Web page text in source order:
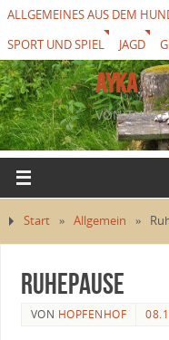
ALLGEMEINES AUS DEM
SPORT UND SPIEL
JAGD
AYKA
VON
Start » Allgemein »
Ruhepause
VON HOPFENHOF